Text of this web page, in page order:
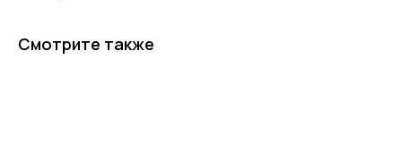
Смотрите также